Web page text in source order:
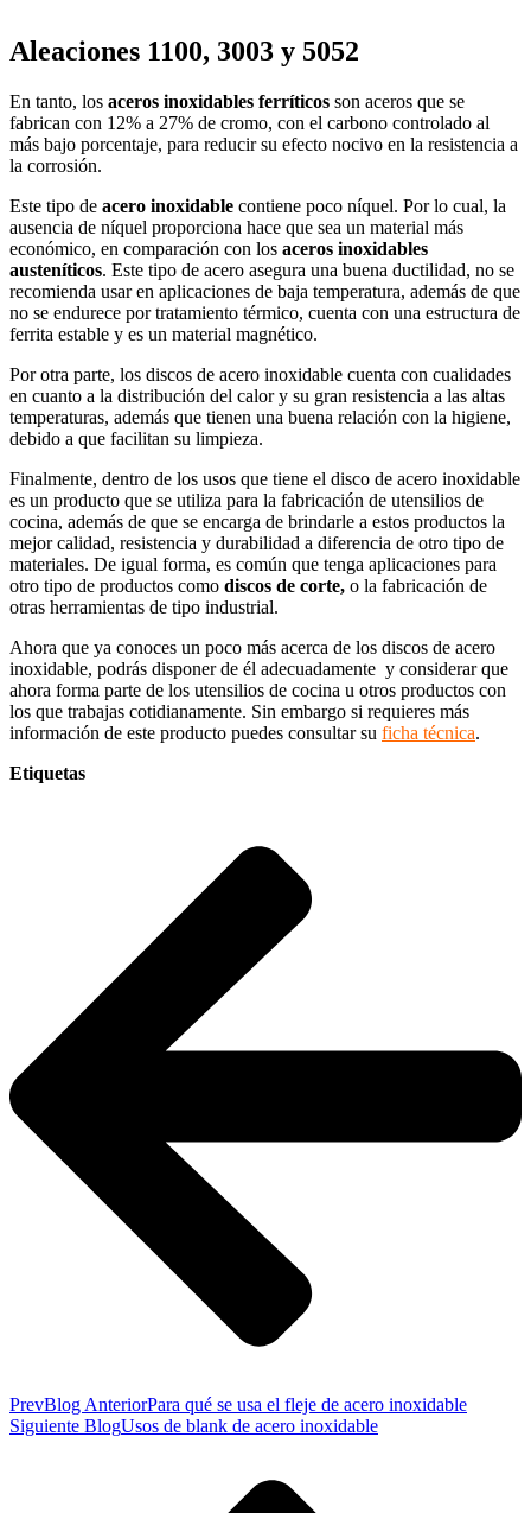
Aleaciones 1100, 3003 y 5052
En tanto, los aceros inoxidables ferríticos son aceros que se
fabrican con 12% a 27% de cromo, con el carbono controlado al
más bajo porcentaje, para reducir su efecto nocivo en la resistencia a
la corrosión.
Este tipo de acero inoxidable contiene poco níquel. Por lo cual, la
ausencia de níquel proporciona hace que sea un material más
económico, en comparación con los aceros inoxidables
austeníticos. Este tipo de acero asegura una buena ductilidad, no se
recomienda usar en aplicaciones de baja temperatura, además de que
no se endurece por tratamiento térmico, cuenta con una estructura de
ferrita estable y es un material magnético.
Por otra parte, los discos de acero inoxidable cuenta con cualidades
en cuanto a la distribución del calor y su gran resistencia a las altas
temperaturas, además que tienen una buena relación con la higiene,
debido a que facilitan su limpieza.
Finalmente, dentro de los usos que tiene el disco de acero inoxidable
es un producto que se utiliza para la fabricación de utensilios de
cocina, además de que se encarga de brindarle a estos productos la
mejor calidad, resistencia y durabilidad a diferencia de otro tipo de
materiales. De igual forma, es común que tenga aplicaciones para
otro tipo de productos como discos de corte, o la fabricación de
otras herramientas de tipo industrial.
Ahora que ya conoces un poco más acerca de los discos de acero
inoxidable, podrás disponer de él adecuadamente y considerar que
ahora forma parte de los utensilios de cocina u otros productos con
los que trabajas cotidianamente. Sin embargo si requieres más
información de este producto puedes consultar su ficha técnica.
Etiquetas
PrevBlog AnteriorPara qué se usa el fleje de acero inoxidable
Siguiente BlogUsos de blank de acero inoxidable